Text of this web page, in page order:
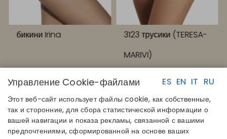
бикини Irina
3123 трусики (TERESA-
MARIVI)
ES EN IT RU
Управление Cookie-файлами
Этот веб-сайт использует файлы cookie, как собственные,
так и сторонние, для сбора статистической информации о
вашей навигации и показа рекламы, связанной с вашими
предпочтениями, сформированной на основе ваших
БЫСТРЫЕ ССЫЛКИ КОНТАКТЫ